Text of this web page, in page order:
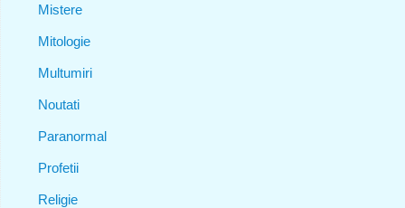
Mistere
Mitologie
Multumiri
Noutati
Paranormal
Profetii
Religie